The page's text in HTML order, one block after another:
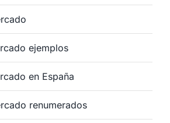
ejemplos
en España
renumerados